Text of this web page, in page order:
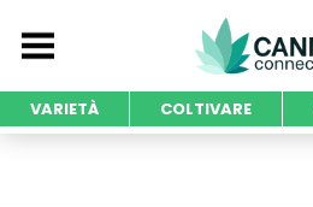
VARIETÀ COLTIVARE